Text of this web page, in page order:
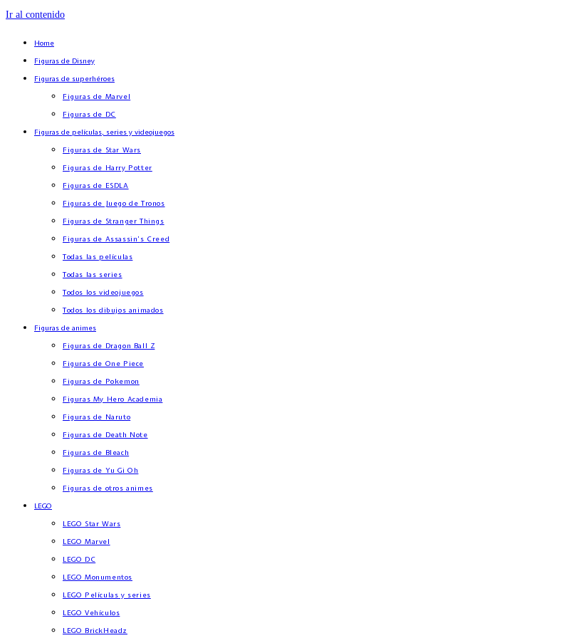
Ir al contenido
Home
Figuras de Disney
Figuras de superhéroes
Figuras de Marvel
Figuras de DC
Figuras de películas, series y videojuegos
Figuras de Star Wars
Figuras de Harry Potter
Figuras de ESDLA
Figuras de Juego de Tronos
Figuras de Stranger Things
Figuras de Assassin’s Creed
Todas las películas
Todas las series
Todos los videojuegos
Todos los dibujos animados
Figuras de animes
Figuras de Dragon Ball Z
Figuras de One Piece
Figuras de Pokemon
Figuras My Hero Academia
Figuras de Naruto
Figuras de Death Note
Figuras de Bleach
Figuras de Yu Gi Oh
Figuras de otros animes
LEGO
LEGO Star Wars
LEGO Marvel
LEGO DC
LEGO Monumentos
LEGO Películas y series
LEGO Vehículos
LEGO BrickHeadz